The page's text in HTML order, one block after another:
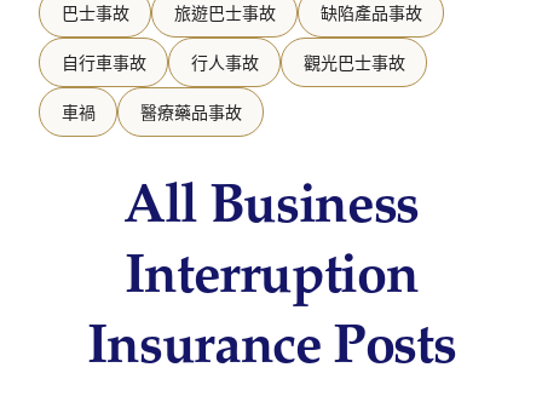
巴士事故 旅遊巴士事故 缺陷產品事故
自行車事故 行人事故 觀光巴士事故
車禍 醫療藥品事故
All Business
Interruption
Insurance Posts